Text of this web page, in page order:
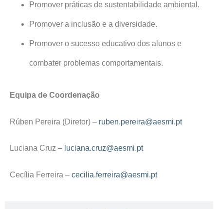
Promover práticas de sustentabilidade ambiental.
Promover a inclusão e a diversidade.
Promover o sucesso educativo dos alunos e
combater problemas comportamentais.
Equipa de Coordenação
Rúben Pereira (Diretor) – ruben.pereira@aesmi.pt
Luciana Cruz – luciana.cruz@aesmi.pt
Cecília Ferreira – cecilia.ferreira@aesmi.pt